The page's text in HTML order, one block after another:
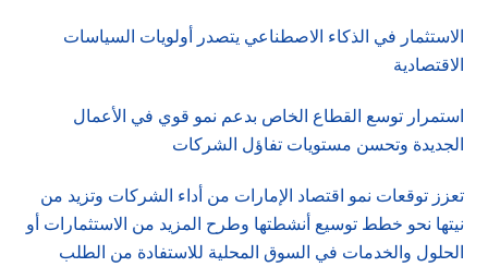
الاستثمار في الذكاء الاصطناعي يتصدر أولويات السياسات
الاقتصادية
استمرار توسع القطاع الخاص بدعم نمو قوي في الأعمال
الجديدة وتحسن مستويات تفاؤل الشركات
تعزز توقعات نمو اقتصاد الإمارات من أداء الشركات وتزيد من
نيتها نحو خطط توسيع أنشطتها وطرح المزيد من الاستثمارات أو
الحلول والخدمات في السوق المحلية للاستفادة من الطلب